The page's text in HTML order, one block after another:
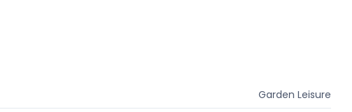
Garden Leisure